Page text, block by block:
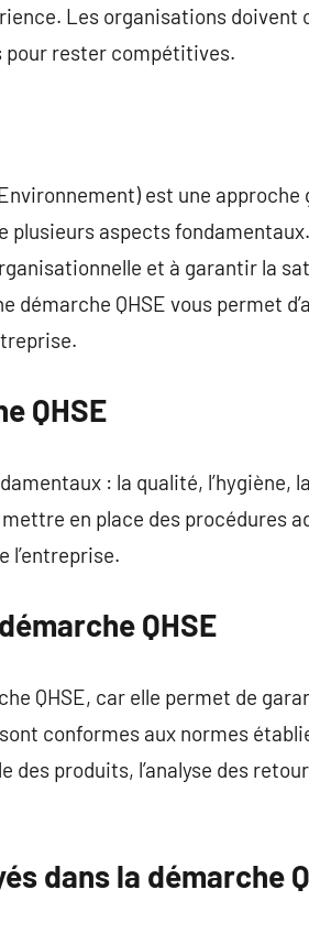
Les organisations
pour rester compétitives.
est une
plusieurs aspects
et à garantir la
démarche QHSE vous permet
QHSE
: la qualité, l’hygiène,
en place des procédures
l’entreprise.
QHSE
QHSE, car elle permet de
conformes aux normes
des produits, l’analyse des
dans la démarche